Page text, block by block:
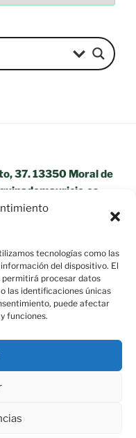
tecnologías como las
del dispositivo. El
procesar datos
las identificaciones únicas
puede afectar
funciones.
37. 13350 Moral de